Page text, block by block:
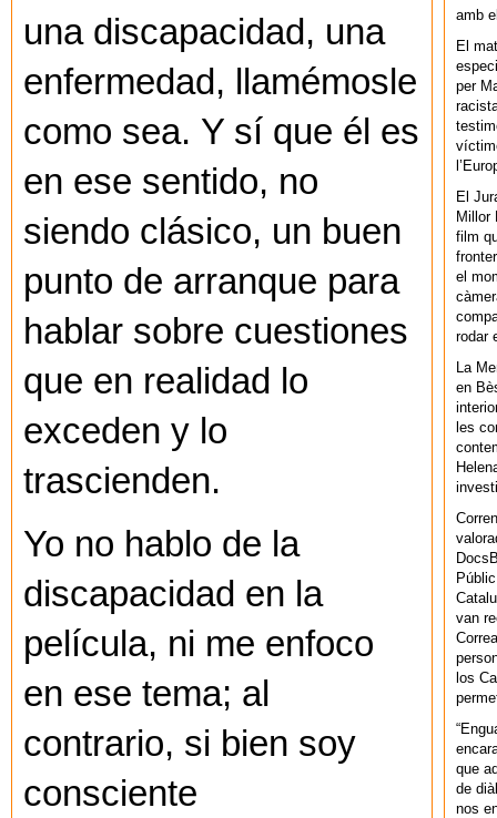
una discapacidad, una
enfermedad, llamémosle
como sea. Y sí que él es
en ese sentido, no
siendo clásico, un buen
punto de arranque para
hablar sobre cuestiones
que en realidad lo
exceden y lo
trascienden.
Yo no hablo de la
discapacidad en la
película, ni me enfoco
en ese tema; al
contrario, si bien soy
consciente
amb
El
per
El
Millor
film
el
rodar
La
en
les
van
los
que
de
nos